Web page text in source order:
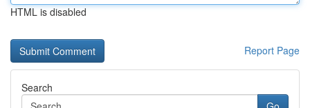
HTML is disabled
Report Page
Search